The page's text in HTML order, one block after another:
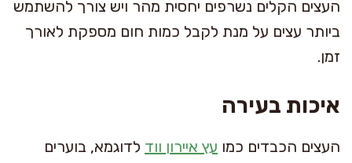
העצים הקלים נשרפים יחסית מהר ויש צורך להשתמש
ביותר עצים על מנת לקבל כמות חום מספקת לאורך
זמן.
איכות בעירה
העצים הכבדים כמו עץ איירון ווד לדוגמא, בוערים